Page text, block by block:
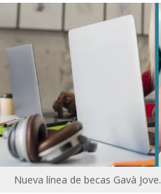
Nueva línea de becas Gavà Jove.